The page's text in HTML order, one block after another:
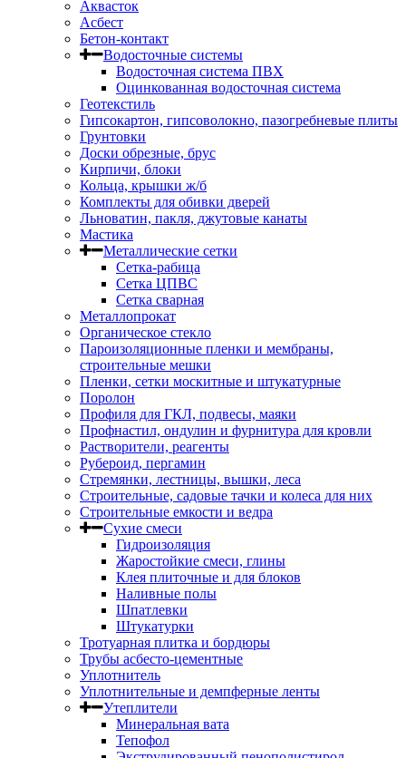
Аквасток
Асбест
Бетон-контакт
Водосточные системы
Водосточная система ПВХ
Оцинкованная водосточная система
Геотекстиль
Гипсокартон, гипсоволокно, пазогребневые плиты
Грунтовки
Доски обрезные, брус
Кирпичи, блоки
Кольца, крышки ж/б
Комплекты для обивки дверей
Льноватин, пакля, джутовые канаты
Мастика
Металлические сетки
Сетка-рабица
Сетка ЦПВС
Сетка сварная
Металлопрокат
Органическое стекло
Пароизоляционные пленки и мембраны,
строительные мешки
Пленки, сетки москитные и штукатурные
Поролон
Профиля для ГКЛ, подвесы, маяки
Профнастил, ондулин и фурнитура для кровли
Растворители, реагенты
Рубероид, пергамин
Стремянки, лестницы, вышки, леса
Строительные, садовые тачки и колеса для них
Строительные емкости и ведра
Сухие смеси
Гидроизоляция
Жаростойкие смеси, глины
Клея плиточные и для блоков
Наливные полы
Шпатлевки
Штукатурки
Тротуарная плитка и бордюры
Трубы асбесто-цементные
Уплотнитель
Уплотнительные и демпферные ленты
Утеплители
Минеральная вата
Тепофол